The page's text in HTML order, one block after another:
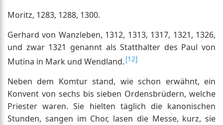
Moritz, 1283, 1288, 1300.
Gerhard von Wanzleben, 1312, 1313, 1317, 1321, 1326,
und zwar 1321 genannt als Statthalter des Paul von
Mutina in Mark und Wendland. [12]
Neben dem Komtur stand, wie schon erwähnt, ein
Konvent von sechs bis sieben Ordensbrüdern, welche
Priester waren. Sie hielten täglich die kanonischen
Stunden, sangen im Chor, lasen die Messe, kurz, sie